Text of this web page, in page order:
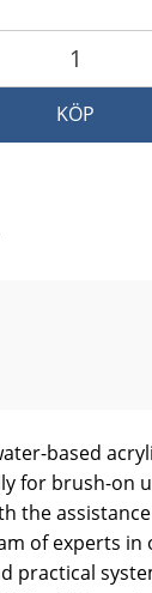
KÖP
based
for brush-on
the
of experts
practical